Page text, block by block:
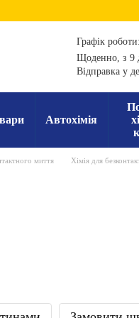
Графік роботи:
Щоденно, з 9
Відправка у
Автохімія
миття Хімія для